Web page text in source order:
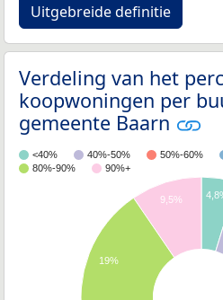
Uitgebreide definitie
Verdeling van het
koopwoningen per
gemeente Baarn
<40% 40%-50% 50%-60%
80%-90%
90%+
9,5%
19%